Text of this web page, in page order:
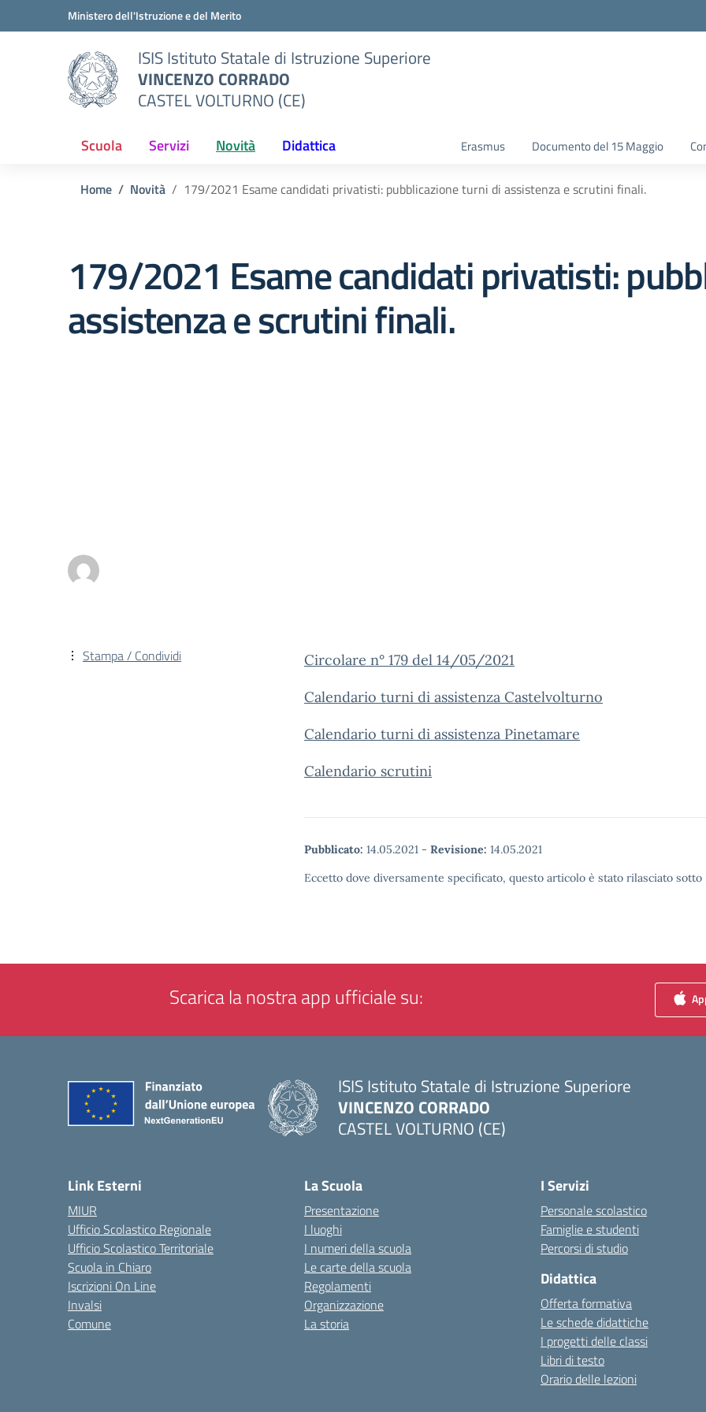
Vai ai contenuti
Vai al menu di navigazioneMinistero dell'Istruzione e del Merito
ISIS Istituto Statale di Istruzione Superiore
VINCENZO CORRADO
CASTEL VOLTURNO (CE)
Scuola Servizi Novità Didattica Erasmus Documento del 15 Maggio
Home Novità 179/2021 Esame candidati privatisti: pubblicazione turni di assistenza e scrutini finali.
179/2021 Esame candidati privatisti:
assistenza e scrutini finali.
Circolare n° 179 del 14/05/2021
Calendario turni di assistenza Castelvolturno
Calendario turni di assistenza Pinetamare
Calendario scrutini
Pubblicato: 14.05.2021 - Revisione: 14.05.2021
Eccetto dove diversamente specificato, questo articolo è stato rilasciato
Stampa / Condividi
Scarica la nostra app ufficiale su:
ISIS Istituto Statale di Istruzione Superiore
VINCENZO CORRADO
CASTEL VOLTURNO (CE)
Link Esterni
MIUR
Ufficio Scolastico Regionale
Ufficio Scolastico Territoriale
Scuola in Chiaro
Iscrizioni On Line
Invalsi
Comune
La Scuola
Presentazione
I luoghi
I numeri della scuola
Le carte della scuola
Regolamenti
Organizzazione
La storia
I Servizi
Personale scolastico
Famiglie e studenti
Percorsi di studio
Didattica
Offerta formativa
Le schede didattiche
I progetti delle classi
Libri di testo
Orario delle lezioni